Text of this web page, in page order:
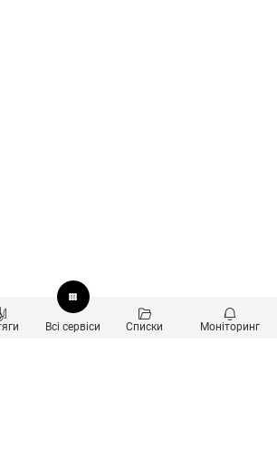
Всі сервіси Списки Моніторинг